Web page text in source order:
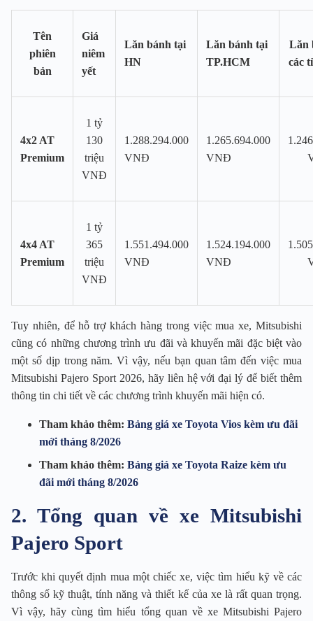
Tên
phiên
bản
Giá
niêm
yết
Lăn bánh tại
HN
Lăn bánh tại
TP.HCM
Lăn
các
4x2 AT
Premium
1 tỷ
130
triệu
VNĐ
1.288.294.000
VNĐ
1.265.694.000
VNĐ
4x4 AT
Premium
1 tỷ
365
triệu
VNĐ
1.551.494.000
VNĐ
1.524.194.000
VNĐ
Tuy nhiên, để hỗ trợ khách hàng trong việc mua xe, Mitsubishi
cũng có những chương trình ưu đãi và khuyến mãi đặc biệt vào
một số dịp trong năm. Vì vậy, nếu bạn quan tâm đến việc mua
Mitsubishi Pajero Sport 2026, hãy liên hệ với đại lý để biết thêm
thông tin chi tiết về các chương trình khuyến mãi hiện có.
Tham khảo thêm: Bảng giá xe Toyota Vios kèm ưu đãi
mới tháng 8/2026
Tham khảo thêm: Bảng giá xe Toyota Raize kèm ưu
đãi mới tháng 8/2026
2. Tổng quan về xe Mitsubishi
Pajero Sport
Trước khi quyết định mua một chiếc xe, việc tìm hiểu kỹ về các
thông số kỹ thuật, tính năng và thiết kế của xe là rất quan trọng.
Vì vậy, hãy cùng tìm hiểu tổng quan về xe Mitsubishi Pajero